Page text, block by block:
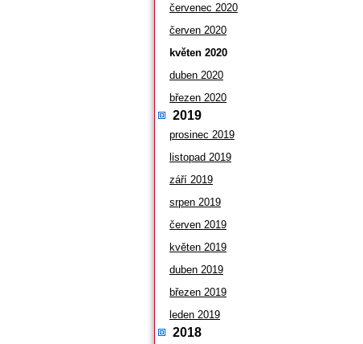
červenec 2020
červen 2020
květen 2020
duben 2020
březen 2020
2019
prosinec 2019
listopad 2019
září 2019
srpen 2019
červen 2019
květen 2019
duben 2019
březen 2019
leden 2019
2018